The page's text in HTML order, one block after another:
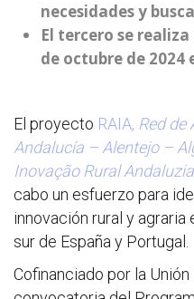
necesidades y
El tercero se
de octubre de 2024
El proyecto RAIA, Red de
Andalucía – Alentejo –
Inovação Rural
cabo un esfuerzo para
innovación rural y agraria
sur de España y Portugal.
Cofinanciado por la